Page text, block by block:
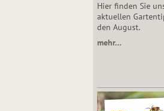
Hier finden Sie
aktuellen
den August.
mehr…